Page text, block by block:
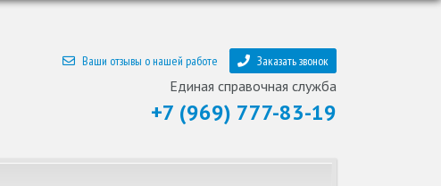
Ваши отзывы о нашей работе Заказать звонок
Единая справочная служба
+7 (969) 777-83-19